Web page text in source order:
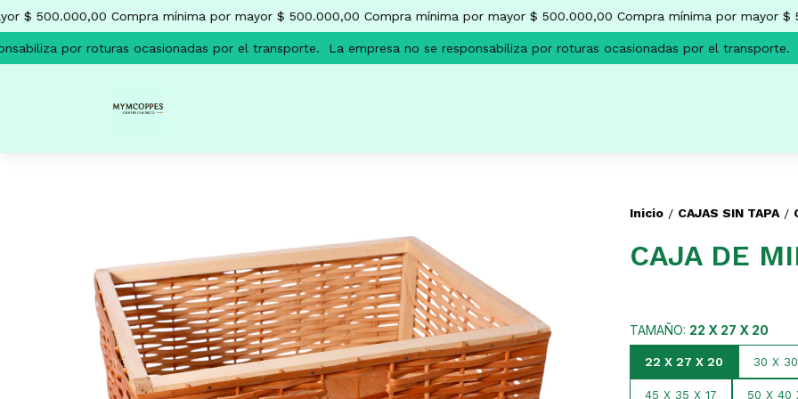
$ 500.000,00 Compra mínima por mayor $ 500.000,00 Compra mínima por mayor $ 500.000,00 Compra mínima por mayor $
por roturas ocasionadas por el transporte. La empresa no se responsabiliza por roturas ocasionadas por el transporte.
Inicio / CAJAS SIN TAPA /
CAJA DE
TAMAÑO: 22 X 27 X 20
22 X 27 X 20 30 X
45 X 35 X 17 50 X 40